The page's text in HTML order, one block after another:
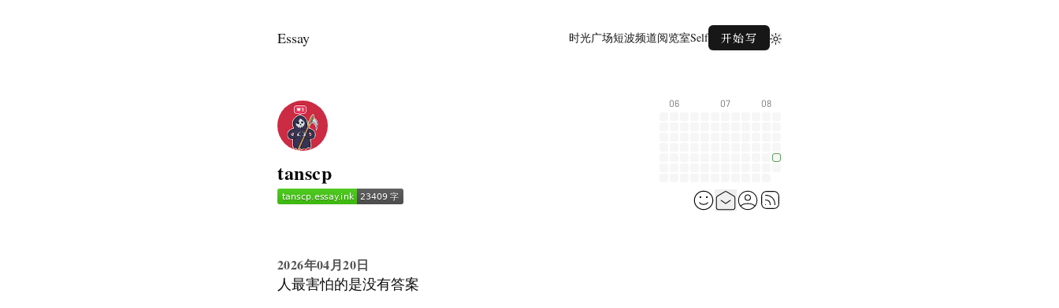
Essay 时光广场短波频道阅览室Self 开始写
tanscp
06 07 08
2026年04月20日
人最害怕的是没有答案